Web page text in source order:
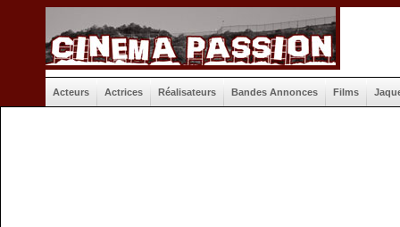
Acteurs Actrices Réalisateurs Bandes Annonces Films